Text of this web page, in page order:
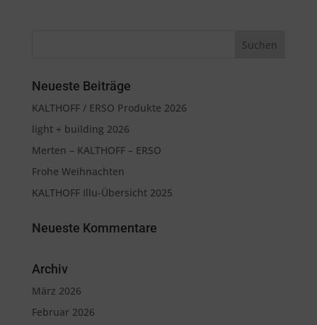
Neueste Beiträge
KALTHOFF / ERSO Produkte 2026
light + building 2026
Merten – KALTHOFF – ERSO
Frohe Weihnachten
KALTHOFF Illu-Übersicht 2025
Neueste Kommentare
Archiv
März 2026
Februar 2026